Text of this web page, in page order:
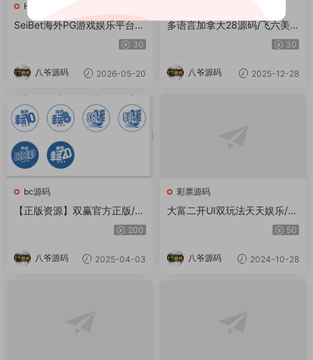
H5游戏
SeiBet海外PG游戏娱乐平台源
码/Laravel框架/第三方API接30
八爷源码 2026-05-20
多语言加拿大28源码/飞六美
金盘/多玩法追号/前端vue纯源
30
八爷源码 2025-12-28
bc源码
【正版资源】双赢官方正版/带
改单+预设+控制/完整/独立代
200
八爷源码 2025-04-03
彩票源码
大富二开UI双玩法天天娱乐/番
摊玩法/USDT支付/采集已修50
八爷源码 2024-10-28